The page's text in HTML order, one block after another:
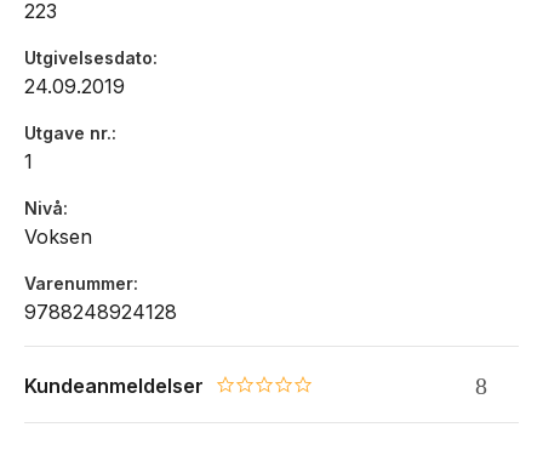
223
Utgivelsesdato
24.09.2019
Utgave nr.
1
Nivå
Voksen
Varenummer
9788248924128
Kundeanmeldelser 0.0 star rating